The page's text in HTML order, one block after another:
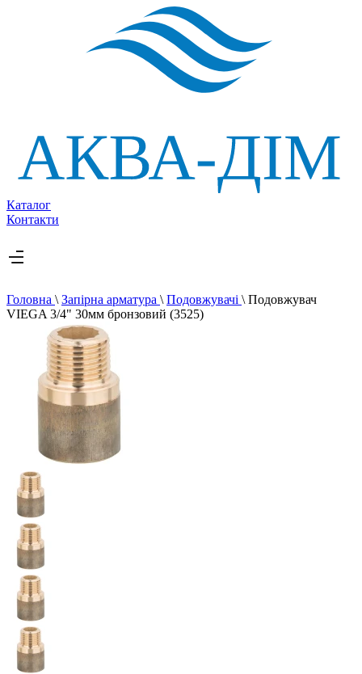
Каталог
Контакти
Головна \ Запірна арматура \ Подовжувачі \ Подовжувач
VIEGA 3/4" 30мм бронзовий (3525)